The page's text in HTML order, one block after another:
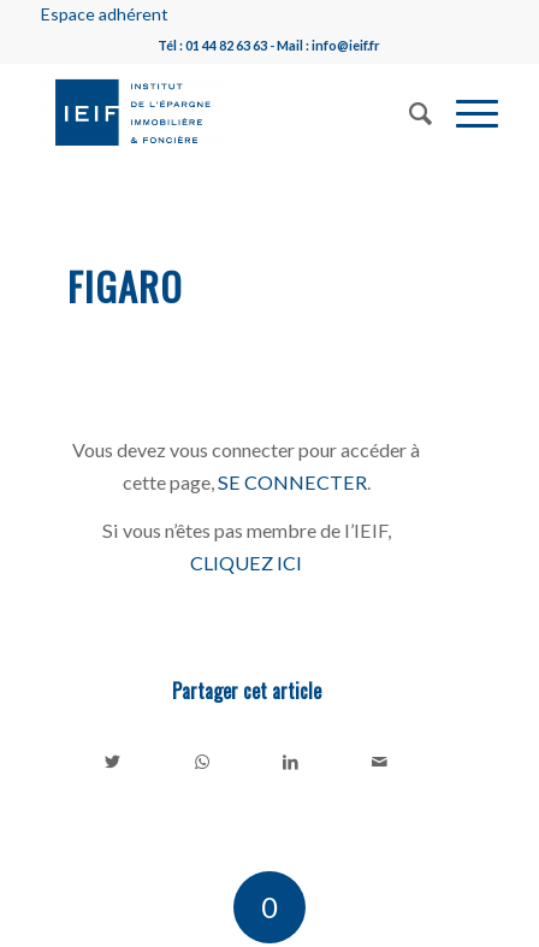
Espace adhérent
Tél : 01 44 82 63 63 - Mail : info@ieif.fr
FIGARO
Vous devez vous connecter pour accéder à
cette page, SE CONNECTER
Si vous n’êtes pas membre de l’IEIF,
CLIQUEZ ICI
Partager cet article
0